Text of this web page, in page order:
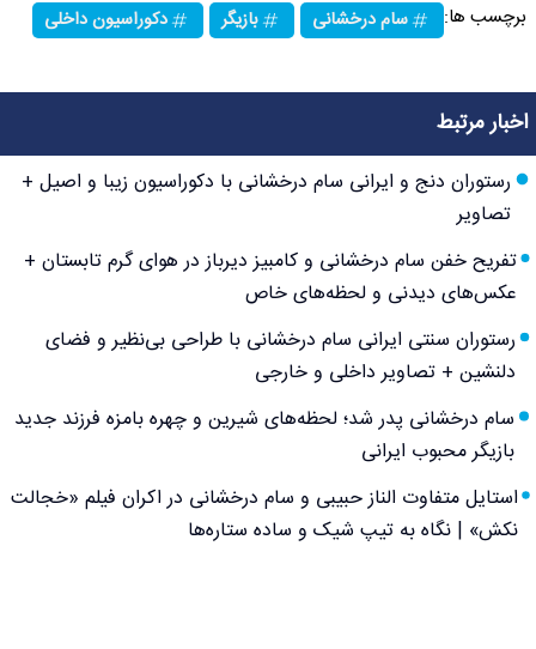
برچسب ها: سام درخشانی بازیگر دکوراسیون داخلی
اخبار مرتبط
رستوران دنج و ایرانی سام درخشانی با دکوراسیون زیبا و اصیل +
تصاویر
تفریح خفن سام درخشانی و کامبیز دیرباز در هوای گرم تابستان +
عکس‌های دیدنی و لحظه‌های خاص
رستوران سنتی ایرانی سام درخشانی با طراحی بی‌نظیر و فضای
دلنشین + تصاویر داخلی و خارجی
سام درخشانی پدر شد؛ لحظه‌های شیرین و چهره بامزه فرزند جدید
بازیگر محبوب ایرانی
استایل متفاوت الناز حبیبی و سام درخشانی در اکران فیلم «خجالت
نکش» | نگاه به تیپ شیک و ساده ستاره‌ها